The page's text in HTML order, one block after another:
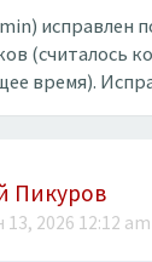
исправлен
(считалось
время).
Пикуров
2026 12:12 am